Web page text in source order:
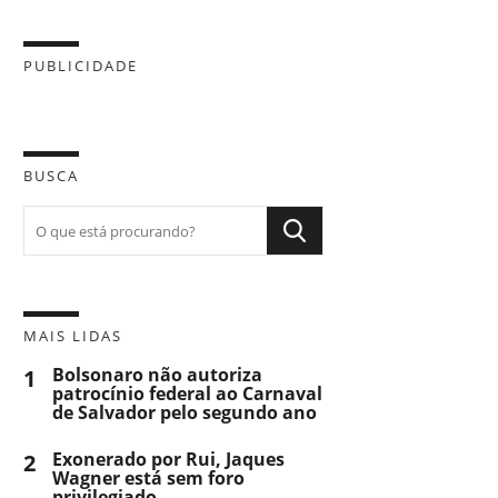
PUBLICIDADE
BUSCA
MAIS LIDAS
1 Bolsonaro não autoriza
patrocínio federal ao Carnaval
de Salvador pelo segundo ano
2 Exonerado por Rui, Jaques
Wagner está sem foro